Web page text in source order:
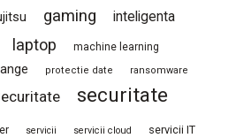
gaming
inteligenta
laptop machine learning
protectie date ransomware
securitate
servicii servicii cloud servicii IT